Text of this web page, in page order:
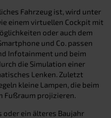
Fahrzeug ist, wird unter
einem virtuellen Cockpit mit
oder auch dem
und Co. passen
Infotainment und beim
die Simulation einer
Lenken. Zuletzt
kleine Lampen, die beim
Fußraum projizieren.
oder ein älteres Baujahr